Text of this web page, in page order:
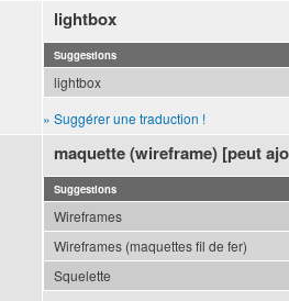
lightbox
Suggestions
lightbox
» Suggérer une traduction !
maquette (wireframe) [peut
Suggestions
Wireframes
Wireframes (maquettes fil de fer)
Squelette